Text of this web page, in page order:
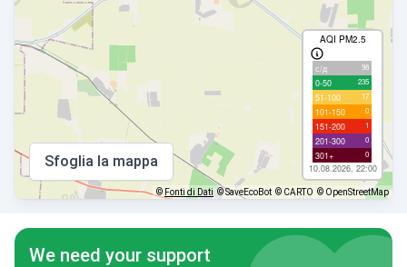
AQI PM2.5
с/д 98
0-50 235
51-100 17
101-150 0
151-200 1
201-300 0
301+ 0
10.08.2026, 22:00
Sfoglia la mappa
© Fonti di Dati © SaveEcoBot © CARTO © OpenStreetMap
We need your support